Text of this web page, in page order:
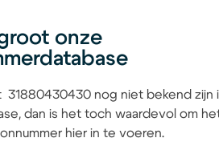
onze
31880430430 nog niet bekend zijn
dan is het toch waardevol om
hier in te voeren.